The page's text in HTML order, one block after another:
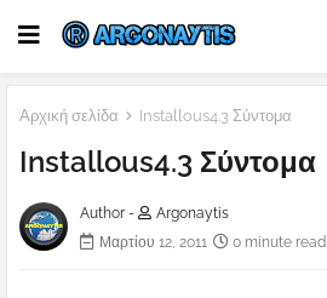
Αρχική σελίδα Installous4.3 Σύντομα
Installous4.3 Σύντομα
Author -
Argonaytis
Μαρτίου 12, 2011
0 minute read